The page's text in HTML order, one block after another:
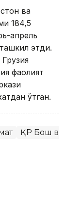
ва
184,5
апрель
этди.
фаолият
ўтган.
ҚР Бош